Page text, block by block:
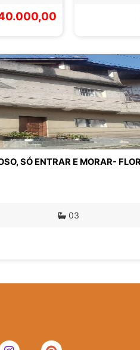
SÓ ENTRAR E MORAR-
03